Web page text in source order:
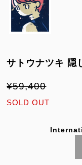
サトウナツキ 隠
¥59,400
SOLD OUT